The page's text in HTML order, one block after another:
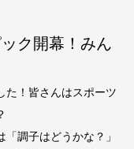
ク開幕！みん
た！皆さんはスポーツ
調子はどうかな？」